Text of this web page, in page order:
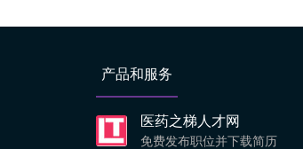
产品和服务
医药之梯人才网
免费发布职位并下载简历